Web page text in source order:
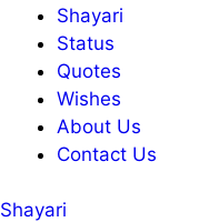
Shayari
Status
Quotes
Wishes
About Us
Contact Us
Shayari